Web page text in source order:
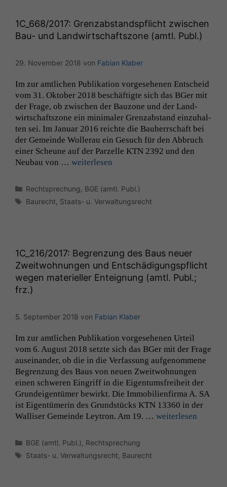
1C_668/2017: Grenzabstandspflicht zwischen
Bau- und Landwirtschaftszone (amtl. Publ.)
29. November 2018 von Fabian Klaber
Im zur amtlichen Pub­lika­tion vorge­se­henen Entscheid
vom 31. Okto­ber 2018 beschäftigte sich das BGer mit
der Frage, ob zwis­chen der Bau­zone und der Land­
wirtschaft­szone ein min­i­maler Gren­z­ab­stand einzuhal­
ten sei. Im Jan­u­ar 2016 reichte die Bauherrschaft bei
der Gemeinde Woller­au ein Gesuch für den Abbruch
ein­er Sche­une auf der Parzelle KTN 2392 und den
Neubau von … weit­er­lesen
Kategorien
Rechtsprechung BGE (amtl. Publ.)
Schlagwörter
Baurecht Staats- u. Verwaltungsrecht
1C_216/2017: Begrenzung des Baus neuer
Zweitwohnungen und Entschädigungspflicht
wegen materieller Enteignung (amtl. Publ.;
frz.)
5. September 2018 von Fabian Klaber
Im zur amtlichen Pub­lika­tion vorge­se­henen Urteil
vom 6. August 2018 set­zte sich das BGer mit der Frage
auseinan­der, ob die in die Ver­fas­sung aufgenommene
Begren­zung des Baus von neuen Zweit­woh­nun­gen
einen schw­eren Ein­griff in die Eigen­tums­frei­heit der
Grun­deigen­tümer bewirkt. Die Immo­bilien­fir­ma A. SA
ist Eigen­tümerin des Grund­stücks KTN 13360 in der
Wal­lis­er Gemeinde Leytron. Am 19. … weit­er­lesen
Kategorien
BGE (amtl. Publ.) Rechtsprechung
Schlagwörter
Staats- u. Verwaltungsrecht Baurecht